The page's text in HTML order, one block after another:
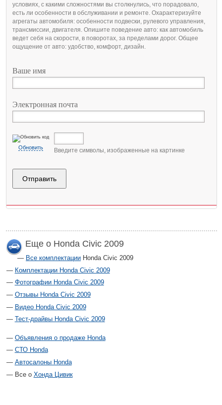
условиях, с какими сложностями вы столкнулись, что порадовало,
есть ли особенности в обслуживании и ремонте. Охарактеризуйте
агрегаты автомобиля: особенности подвески, рулевого управления,
трансмиссии, двигателя. Опишите поведение авто: как автомобиль
ведет себя на скорости, в поворотах, за пределами дорог. Общее
ощущение от авто: удобство, комфорт, дизайн.
Ваше имя
Электронная почта
Обновить Введите символы, изображенные на картинке
Еще о Honda Civic 2009
Все комплектации Honda Civic 2009
Комплектации Honda Civic 2009
Фотографии Honda Civic 2009
Отзывы Honda Civic 2009
Видео Honda Civic 2009
Тест-драйвы Honda Civic 2009
Объявления о продаже Honda
СТО Honda
Автосалоны Honda
Все о Хонда Цивик